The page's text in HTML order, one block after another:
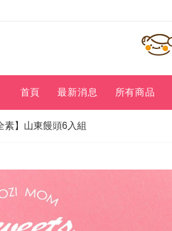
首頁 最新消息 所有商品
素】山東饅頭6入組